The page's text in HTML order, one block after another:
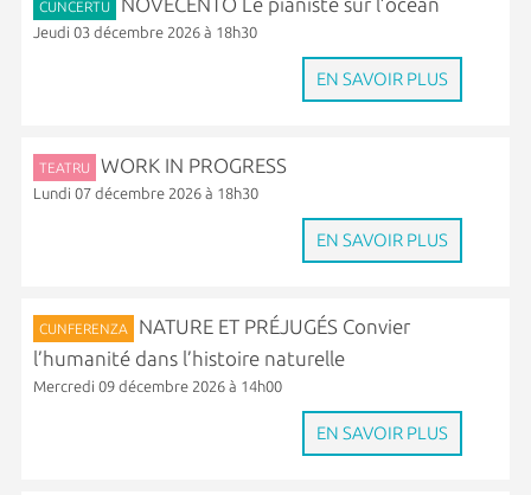
CUNCERTU
Jeudi 03 décembre 2026 à 18h30
EN SAVOIR PLUS
TEATRU WORK IN PROGRESS
Lundi 07 décembre 2026 à 18h30
EN SAVOIR PLUS
CUNFERENZA
NATURE ET PRÉJUGÉS Convier
l’humanité dans l’histoire naturelle
Mercredi 09 décembre 2026 à 14h00
EN SAVOIR PLUS